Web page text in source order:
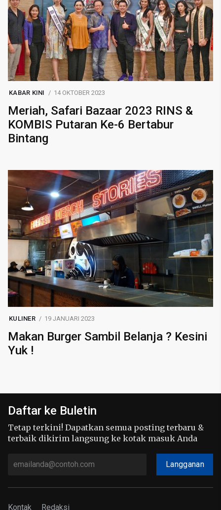
KABAR KINI 14 OKTOBER 2023
Meriah, Safari Bazaar 2023 RINS &
KOMBIS Putaran Ke-6 Bertabur
Bintang
KULINER 19 JANUARI 2023
Makan Burger Sambil Belanja ? Kesini
Yuk !
Daftar ke Buletin
Tetap terkini! Dapatkan semua posting terbaru &
terbaik dikirim langsung ke kotak masuk Anda
Langganan
Kontak Redaksi